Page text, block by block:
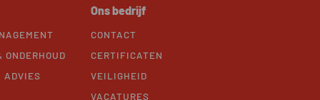
ADVIES
Ons bedrijf
CONTACT
CERTIFICATEN
VEILIGHEID
VACATURES